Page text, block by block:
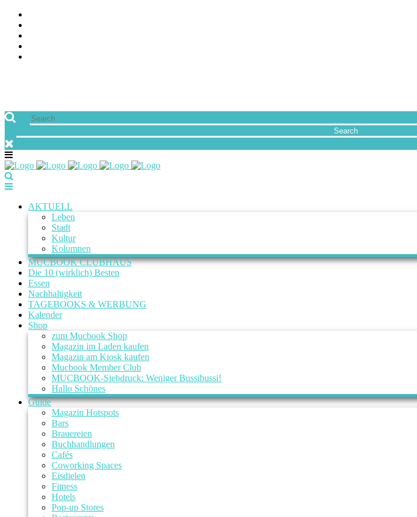
AKTUELL
Leben
Stadt
Kultur
Kolumnen
MUCBOOK CLUBHAUS
Die 10 (wirklich) Besten
Essen
Nachhaltigkeit
TAGEBOOKS & WERBUNG
Kalender
Shop
zum Mucbook Shop
Magazin im Laden kaufen
Magazin am Kiosk kaufen
Mucbook Member Club
MUCBOOK-Siebdruck: Weniger Bussibussi!
Hallo Schönes
Guide
Magazin Hotspots
Bars
Brauereien
Buchhandlungen
Cafés
Coworking Spaces
Eisdielen
Fitness
Hotels
Pop-up Stores